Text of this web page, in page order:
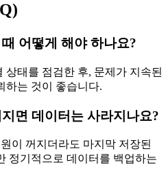
어떻게 해야 하나요?
상태를 점검한 후, 문제가 지속된
하는 것이 좋습니다.
면 데이터는 사라지나요?
이 꺼지더라도 마지막 저장된
정기적으로 데이터를 백업하는